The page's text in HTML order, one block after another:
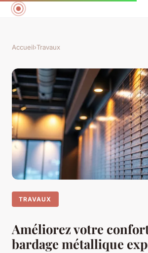
Accueil›Travaux
TRAVAUX
Améliorez votre
bardage métallique